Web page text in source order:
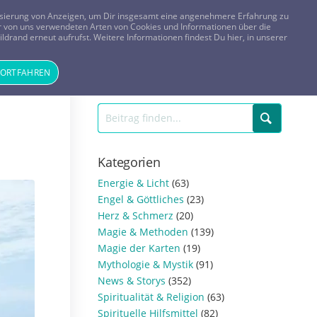
FRAGEN? KOSTENLOS ANRUFEN: 0800-8478266
Magazin ANMELDEN REGISTRIEREN
Kategorien
Energie & Licht (63)
Engel & Göttliches (23)
Herz & Schmerz (20)
Magie & Methoden (139)
Magie der Karten (19)
Mythologie & Mystik (91)
News & Storys (352)
Spiritualität & Religion (63)
Spirituelle Hilfsmittel (82)
von Anzeigen, um Dir insgesamt eine angenehmere Erfahrung zu
uns verwendeten Arten von Cookies und Informationen über die
erneut aufrufst. Weitere Informationen findest Du hier, in unserer